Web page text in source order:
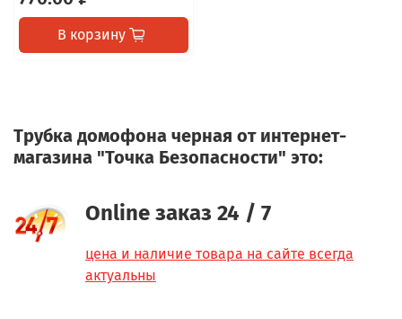
В корзину
Трубка домофона черная от интернет-
магазина "Точка Безопасности" это:
Online заказ 24 / 7
цена и наличие товара на сайте всегда
актуальны